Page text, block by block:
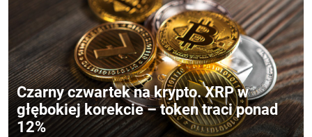
Czarny czwartek na krypto. XRP w
głębokiej korekcie – token traci ponad
12%